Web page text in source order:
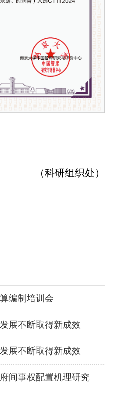
（科研组织处）
编制培训会
展不断取得新成效
展不断取得新成效
间事权配置机理研究